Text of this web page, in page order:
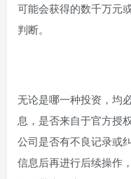
可能会获得的数千万元
判断。
无论是哪一种投资，均
息，是否来自于官方授
公司是否有不良记录或
信息后再进行后续操作